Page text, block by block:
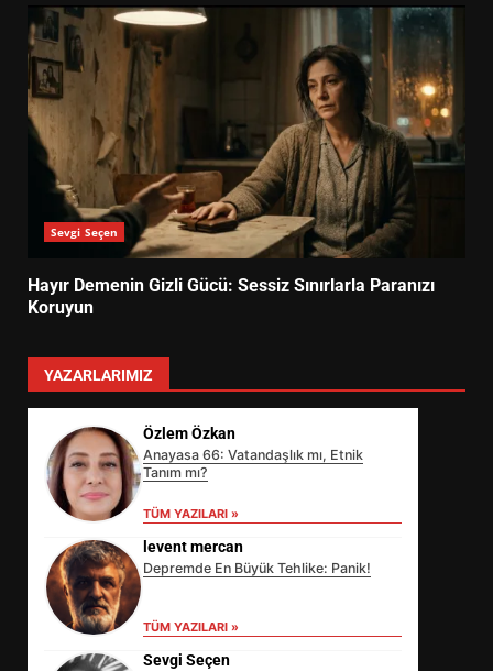
Sevgi Seçen
Hayır Demenin Gizli Gücü: Sessiz Sınırlarla Paranızı
Koruyun
YAZARLARIMIZ
Özlem Özkan
Anayasa 66: Vatandaşlık mı, Etnik
Tanım mı?
TÜM YAZILARI »
levent mercan
Depremde En Büyük Tehlike: Panik!
TÜM YAZILARI »
Sevgi Seçen